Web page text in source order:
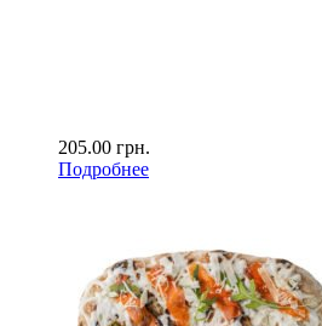
205.00 грн.
Подробнее